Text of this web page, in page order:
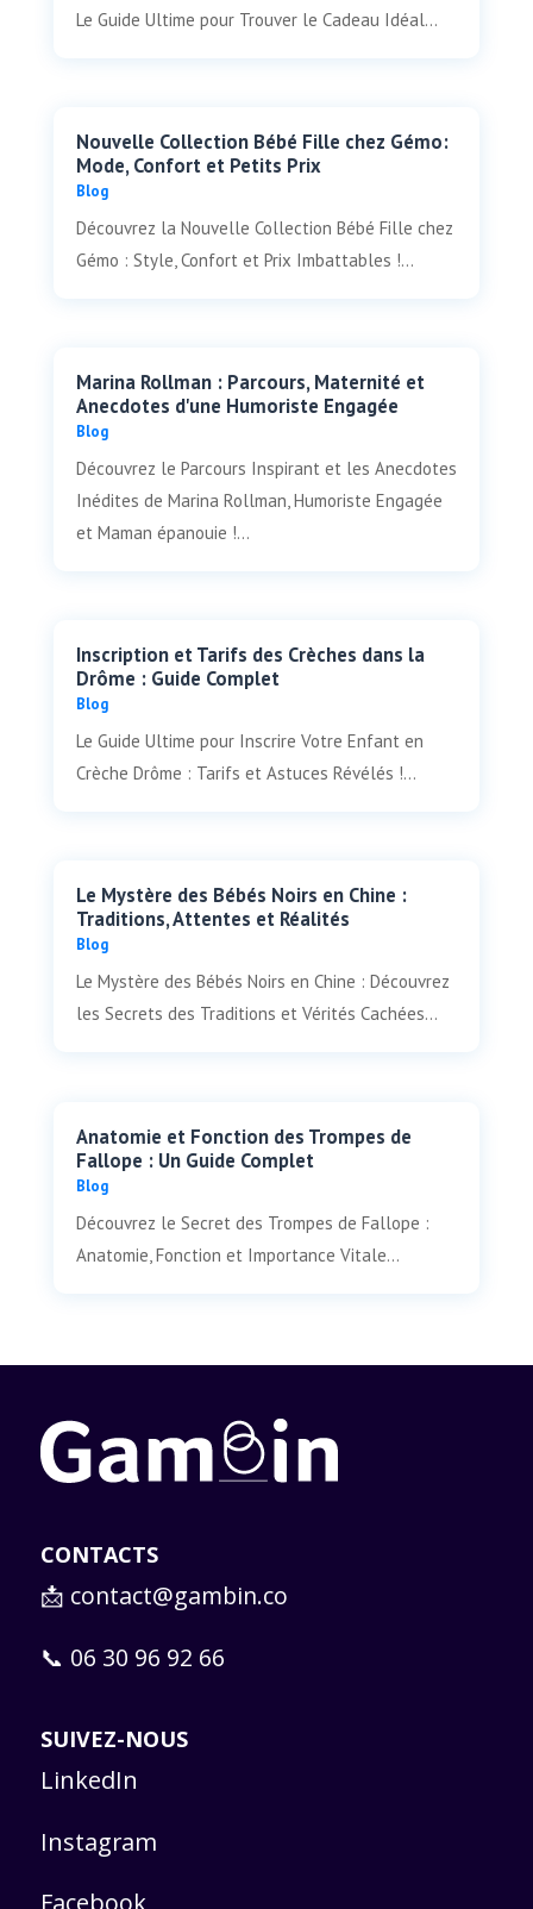
Le Guide Ultime pour Trouver le Cadeau Idéal...
Nouvelle Collection Bébé Fille chez Gémo:
Mode, Confort et Petits Prix
Blog
Découvrez la Nouvelle Collection Bébé Fille chez
Gémo : Style, Confort et Prix Imbattables !...
Marina Rollman : Parcours, Maternité et
Anecdotes d'une Humoriste Engagée
Blog
Découvrez le Parcours Inspirant et les Anecdotes
Inédites de Marina Rollman, Humoriste Engagée
et Maman épanouie !...
Inscription et Tarifs des Crèches dans la
Drôme : Guide Complet
Blog
Le Guide Ultime pour Inscrire Votre Enfant en
Crèche Drôme : Tarifs et Astuces Révélés !...
Le Mystère des Bébés Noirs en Chine :
Traditions, Attentes et Réalités
Blog
Le Mystère des Bébés Noirs en Chine : Découvrez
les Secrets des Traditions et Vérités Cachées...
Anatomie et Fonction des Trompes de
Fallope : Un Guide Complet
Blog
Découvrez le Secret des Trompes de Fallope :
Anatomie, Fonction et Importance Vitale...
CONTACTS
📩 contact@gambin.co
📞 06 30 96 92 66
SUIVEZ-NOUS
LinkedIn
Instagram